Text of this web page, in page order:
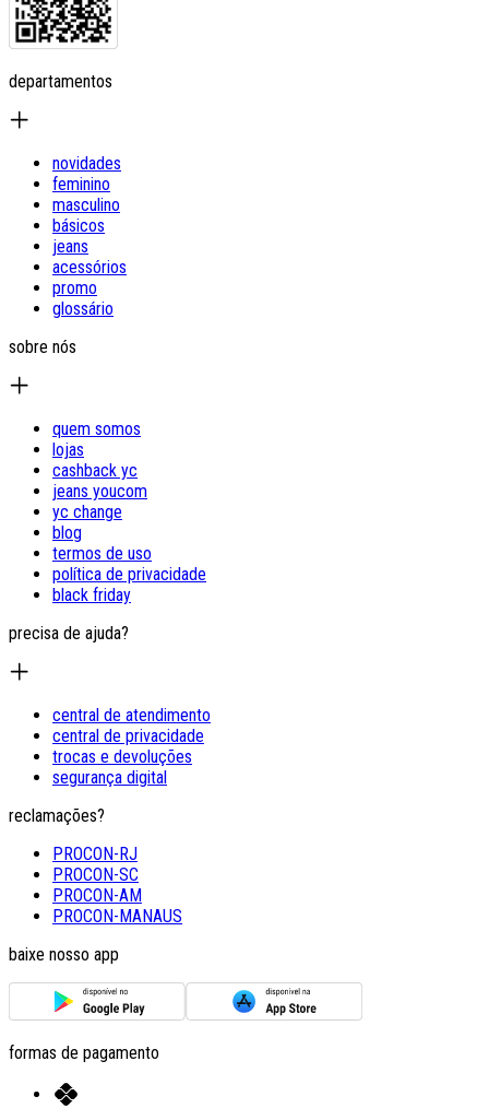
departamentos
novidades
feminino
masculino
básicos
jeans
acessórios
promo
glossário
sobre nós
quem somos
lojas
cashback yc
jeans youcom
yc change
blog
termos de uso
política de privacidade
black friday
precisa de ajuda?
central de atendimento
central de privacidade
trocas e devoluções
segurança digital
reclamações?
PROCON-RJ
PROCON-SC
PROCON-AM
PROCON-MANAUS
baixe nosso app
formas de pagamento